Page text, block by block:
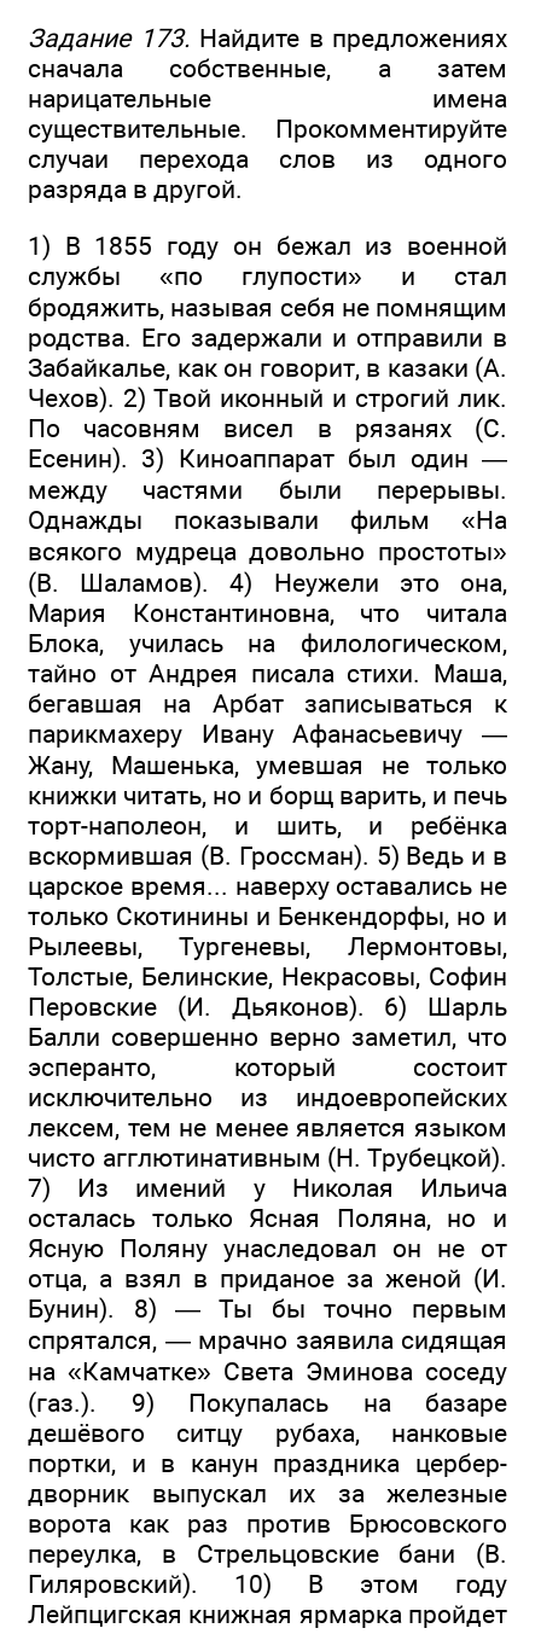
Задание 173. Найдите в предложениях
сначала собственные, а затем
нарицательные имена
существительные. Прокомментируйте
случаи перехода слов из одного
разряда в другой.
1) В 1855 году он бежал из военной
службы «по глупости» и стал
бродяжить, называя себя не помнящим
родства. Его задержали и отправили в
Забайкалье, как он говорит, в казаки (А.
Чехов). 2) Твой иконный и строгий лик.
По часовням висел в рязанях (С.
Есенин). 3) Киноаппарат был один —
между частями были перерывы.
Однажды показывали фильм «На
всякого мудреца довольно простоты»
(В. Шаламов). 4) Неужели это она,
Мария Константиновна, что читала
Блока, училась на филологическом,
тайно от Андрея писала стихи. Маша,
бегавшая на Арбат записываться к
парикмахеру Ивану Афанасьевичу —
Жану, Машенька, умевшая не только
книжки читать, но и борщ варить, и печь
торт-наполеон, и шить, и ребёнка
вскормившая (В. Гроссман). 5) Ведь и в
царское время... наверху оставались не
только Скотинины и Бенкендорфы, но и
Рылеевы, Тургеневы, Лермонтовы,
Толстые, Белинские, Некрасовы, Софин
Перовские (И. Дьяконов). 6) Шарль
Балли совершенно верно заметил, что
эсперанто, который состоит
исключительно из индоевропейских
лексем, тем не менее является языком
чисто агглютинативным (Н. Трубецкой).
7) Из имений у Николая Ильича
осталась только Ясная Поляна, но и
Ясную Поляну унаследовал он не от
отца, а взял в приданое за женой (И.
Бунин). 8) — Ты бы точно первым
спрятался, — мрачно заявила сидящая
на «Камчатке» Света Эминова соседу
(газ.). 9) Покупалась на базаре
дешёвого ситцу рубаха, нанковые
портки, и в канун праздника цербер-
дворник выпускал их за железные
ворота как раз против Брюсовского
переулка, в Стрельцовские бани (В.
Гиляровский). 10) В этом году
Лейпцигская книжная ярмарка пройдет